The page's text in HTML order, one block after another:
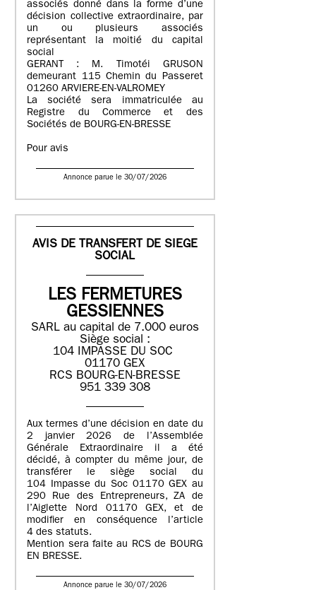
associés donné dans la forme d’une
décision collective extraordinaire, par
un ou plusieurs associés
représentant la moitié du capital
social
GERANT : M. Timotéi GRUSON
demeurant 115 Chemin du Passeret
01260 ARVIERE-EN-VALROMEY
La société sera immatriculée au
Registre du Commerce et des
Sociétés de BOURG-EN-BRESSE
Pour avis
Annonce parue le 30/07/2026
AVIS DE TRANSFERT DE SIEGE
SOCIAL
LES FERMETURES
GESSIENNES
SARL au capital de 7.000 euros
Siège social :
104 IMPASSE DU SOC
01170 GEX
RCS BOURG-EN-BRESSE
951 339 308
Aux termes d’une décision en date du
2 janvier 2026 de l’Assemblée
Générale Extraordinaire il a été
décidé, à compter du même jour, de
transférer le siège social du
104 Impasse du Soc 01170 GEX au
290 Rue des Entrepreneurs, ZA de
l’Aiglette Nord 01170 GEX, et de
modifier en conséquence l’article
4 des statuts.
Mention sera faite au RCS de BOURG
EN BRESSE.
Annonce parue le 30/07/2026